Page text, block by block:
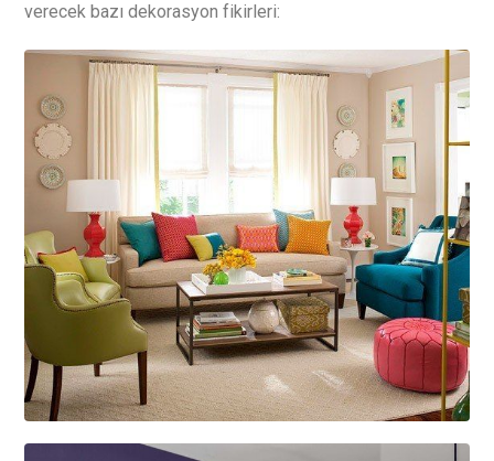
verecek bazı dekorasyon fikirleri: